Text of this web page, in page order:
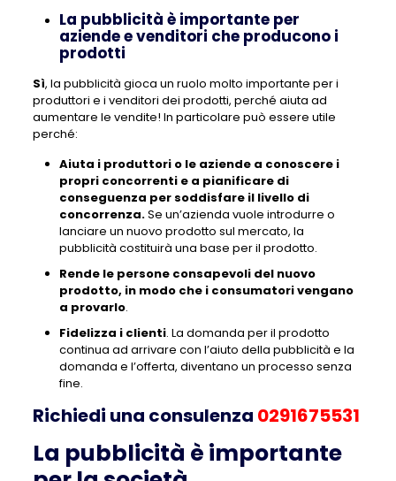
La pubblicità è importante per
aziende e venditori che producono i
prodotti
Sì, la pubblicità gioca un ruolo molto importante per i
produttori e i venditori dei prodotti, perché aiuta ad
aumentare le vendite! In particolare può essere utile
perché:
Aiuta i produttori o le aziende a conoscere i
propri concorrenti e a pianificare di
conseguenza per soddisfare il livello di
concorrenza.Se un’azienda vuole introdurre o
lanciare un nuovo prodotto sul mercato, la
pubblicità costituirà una base per il prodotto.
Rende le persone consapevoli del nuovo
prodotto, in modo che i consumatori vengano
a provarlo.
Fidelizza i clienti. La domanda per il prodotto
continua ad arrivare con l’aiuto della pubblicità e la
domanda e l’offerta, diventano un processo senza
fine.
Richiedi una consulenza 0291675531
La pubblicità è importante